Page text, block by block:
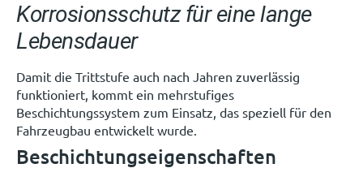
Korrosionsschutz für eine lange
Lebensdauer
Damit die Trittstufe auch nach Jahren zuverlässig
funktioniert, kommt ein mehrstufiges
Beschichtungssystem zum Einsatz, das speziell für den
Fahrzeugbau entwickelt wurde.
Beschichtungseigenschaften